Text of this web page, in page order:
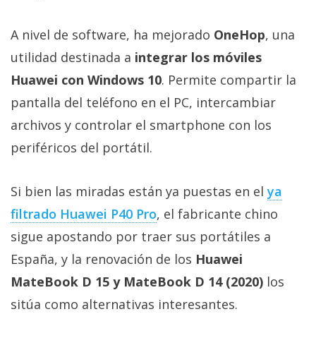
A nivel de software, ha mejorado OneHop, una
utilidad destinada a integrar los móviles
Huawei con Windows 10. Permite compartir la
pantalla del teléfono en el PC, intercambiar
archivos y controlar el smartphone con los
periféricos del portátil.
Si bien las miradas están ya puestas en elya
filtrado Huawei P40 Pro, el fabricante chino
sigue apostando por traer sus portátiles a
España, y la renovación de los Huawei
MateBook D 15 y MateBook D 14 (2020) los
sitúa como alternativas interesantes.